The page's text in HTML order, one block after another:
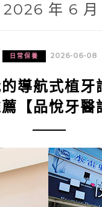
2026 年 6 月
日常保養 2026-06-08
導航式植
【品悅牙醫